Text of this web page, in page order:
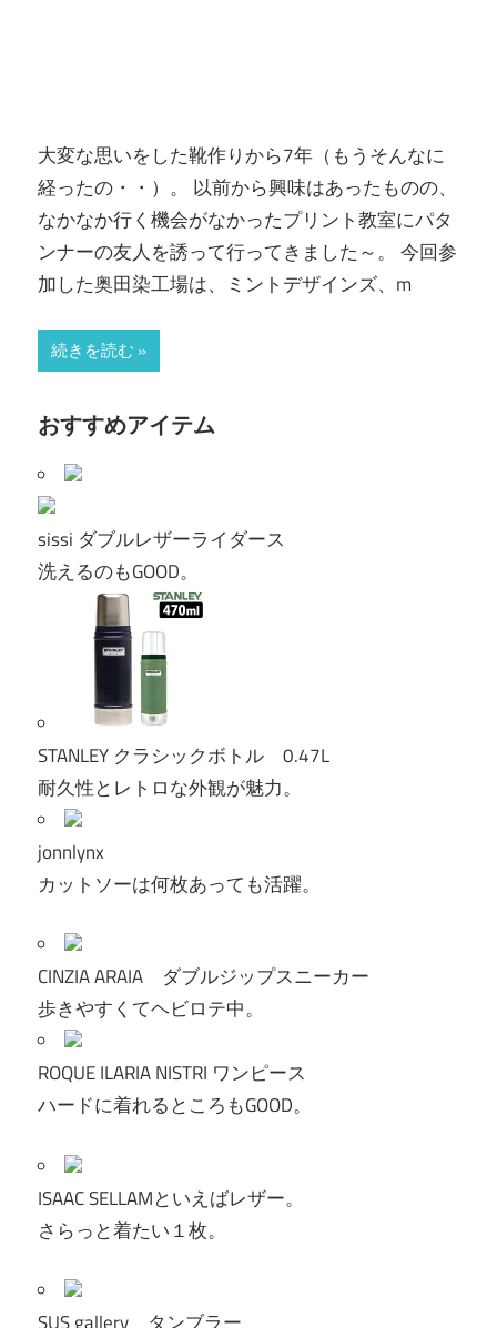
大変な思いをした靴作りから7年（もうそんなに
経ったの・・）。 以前から興味はあったものの、
なかなか行く機会がなかったプリント教室にパタ
ンナーの友人を誘って行ってきました～。 今回参
加した奥田染工場は、ミントデザインズ、m
続きを読む
おすすめアイテム
sissi ダブルレザーライダース
洗えるのもGOOD。
STANLEY クラシックボトル 0.47L
耐久性とレトロな外観が魅力。
jonnlynx
カットソーは何枚あっても活躍。
CINZIA ARAIA ダブルジップスニーカー
歩きやすくてヘビロテ中。
ROQUE ILARIA NISTRI ワンピース
ハードに着れるところもGOOD。
ISAAC SELLAMといえばレザー。
さらっと着たい１枚。